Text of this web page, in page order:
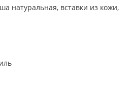
натуральная, вставки из кожи,